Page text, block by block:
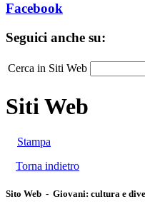
Facebook
Seguici anche su:
Cerca in Siti Web
Siti Web
Stampa
Torna indietro
Sito Web - Giovani: cultura e